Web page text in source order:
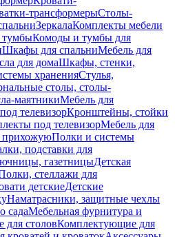
трансформерыСтолы-
ЗеркалаКомплекты мебели
тумбыКомоды и тумбы для
Шкафы для спальниМебель для
для домаШкафы, стенки,
храненияСтулья,
столы, столы-
маятникиМебель для
телевизорКронштейны, стойки
под телевизорМебель для
прихожуюПолки и системы
подставки для
газетницыДетская
стеллажи для
детскиеДетские
Наматрасники, защитные чехлы
садаМебельная фурнитура и
столовКомплектующие для